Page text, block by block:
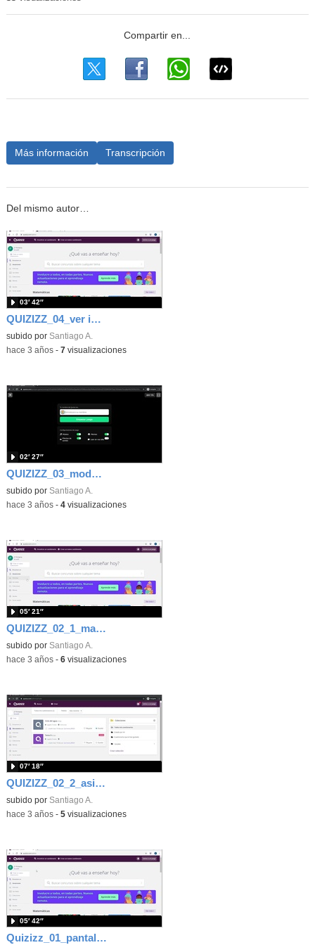
Más información Transcripción
Del mismo autor…
QUIZIZZ_04_ver informes
subido por Santiago A.
03′ 42″
-hace 3 años- 7visualizaciones
QUIZIZZ_03_modo juego
subido por Santiago A.
02′ 27″
-hace 3 años- 4visualizaciones
QUIZIZZ_02_1_mandar cuestionario y asignar a curso (version código)
subido por Santiago A.
05′ 21″
-hace 3 años- 6visualizaciones
QUIZIZZ_02_2_asignar cuestionario a cada grupo (version enlace)
subido por Santiago A.
07′ 18″
-hace 3 años- 5visualizaciones
Quizizz_01_pantalla principal y crear cuestionario
05′ 42″